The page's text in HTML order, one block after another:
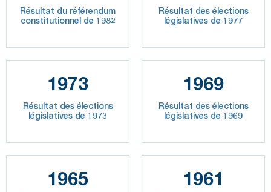
Résultat du référendum
constitutionnel de 1982
Résultat des élections
législatives de 1977
1973
Résultat des élections
législatives de 1973
1969
Résultat des élections
législatives de 1969
1965 1961